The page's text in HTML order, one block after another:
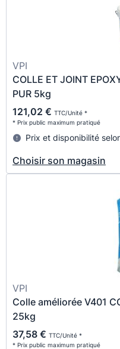
VPI
COLLE ET JOINT
PUR 5kg
121,02 € TTC/Unité *
* Prix public maximum pratiqué
Prix et disponibilité
Choisir son magasin
VPI
Colle améliorée V401
25kg
37,58 € TTC/Unité *
* Prix public maximum pratiqué